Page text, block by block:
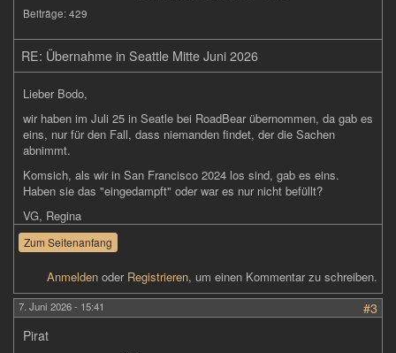
Beiträge:429
RE: Übernahme in Seattle Mitte Juni 2026
Lieber Bodo,
wir haben im Juli 25 in Seatle bei RoadBear übernommen, da gab es
eins, nur für den Fall, dass niemanden findet, der die Sachen
abnimmt.
Komsich, als wir in San Francisco 2024 los sind, gab es eins.
Haben sie das "eingedampft" oder war es nur nicht befüllt?
VG, Regina
Zum Seitenanfang
Anmelden oder Registrieren, um einen Kommentar zu schreiben.
7. Juni 2026 - 15:41
#3
Pirat